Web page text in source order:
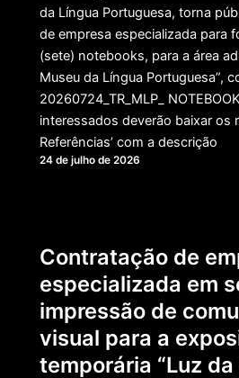
da Língua Portuguesa, torna
de empresa especializada para
(sete) notebooks, para a área
Museu da Língua Portuguesa”,
20260724_TR_MLP_
interessados deverão baixar os
Referências’ com a descrição
24 de julho de 2026
Contratação de
especializada em
impressão de
visual para a
temporária “Luz da